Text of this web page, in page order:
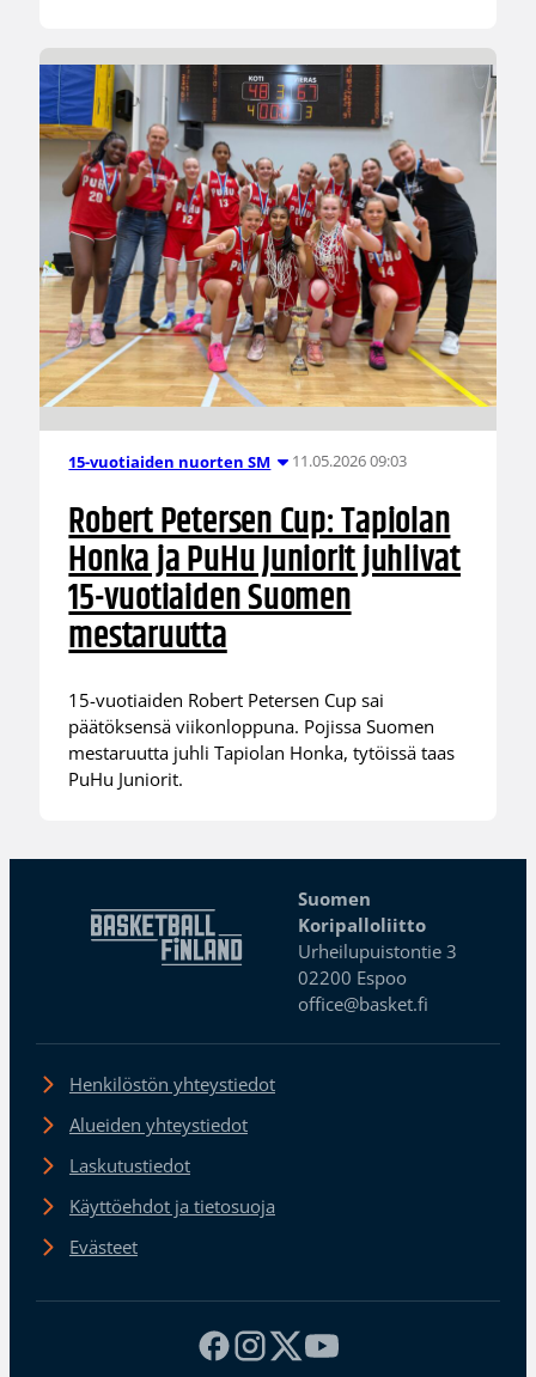
15-vuotiaiden nuorten SM 11.05.2026 09:03
Robert Petersen Cup: Tapiolan
Honka ja PuHu Juniorit juhlivat
15-vuotiaiden Suomen
mestaruutta
15-vuotiaiden Robert Petersen Cup sai
päätöksensä viikonloppuna. Pojissa Suomen
mestaruutta juhli Tapiolan Honka, tytöissä taas
PuHu Juniorit.
Suomen
Koripalloliitto
Urheilupuistontie 3
02200 Espoo
office@basket.fi
Henkilöstön yhteystiedot
Alueiden yhteystiedot
Laskutustiedot
Käyttöehdot ja tietosuoja
Evästeet